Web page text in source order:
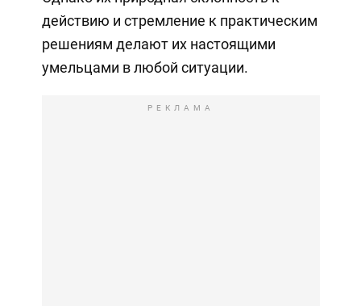
действию и стремление к практическим
решениям делают их настоящими
умельцами в любой ситуации.
РЕКЛАМА